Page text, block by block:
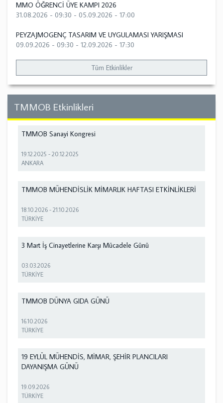
MMO ÖĞRENCİ ÜYE KAMPI 2026
31.08.2026 - 09:30 - 05.09.2026 - 17:00
PEYZAJMOGENÇ TASARIM VE UYGULAMASI YARIŞMASI
09.09.2026 - 09:30 - 12.09.2026 - 17:30
Tüm Etkinlikler
TMMOB Etkinlikleri
TMMOB Sanayi Kongresi
19.12.2025 -20.12.2025
ANKARA
TMMOB MÜHENDİSLİK MİMARLIK HAFTASI ETKİNLİKLERİ
18.10.2026 -21.10.2026
TÜRKİYE
3 Mart İş Cinayetlerine Karşı Mücadele Günü
03.03.2026
TÜRKİYE
TMMOB DÜNYA GIDA GÜNÜ
16.10.2026
TÜRKİYE
19 EYLÜL MÜHENDİS, MİMAR, ŞEHİR PLANCILARI
DAYANIŞMA GÜNÜ
19.09.2026
TÜRKİYE